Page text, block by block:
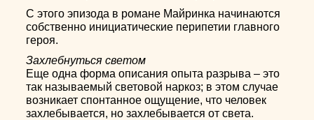
С этого эпизода в романе Майринка начинаются
собственно инициатические перипетии главного
героя.
Захлебнуться светом
Еще одна форма описания опыта разрыва – это
так называемый световой наркоз; в этом случае
возникает спонтанное ощущение, что человек
захлебывается, но захлебывается от света.